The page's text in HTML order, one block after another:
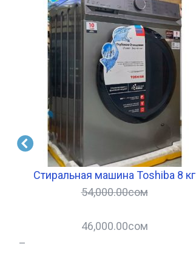
Стиральная машина Toshiba 8 кг
54,000.00сом
46,000.00сом
–